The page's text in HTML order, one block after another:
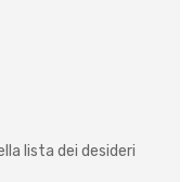
lista dei desideri